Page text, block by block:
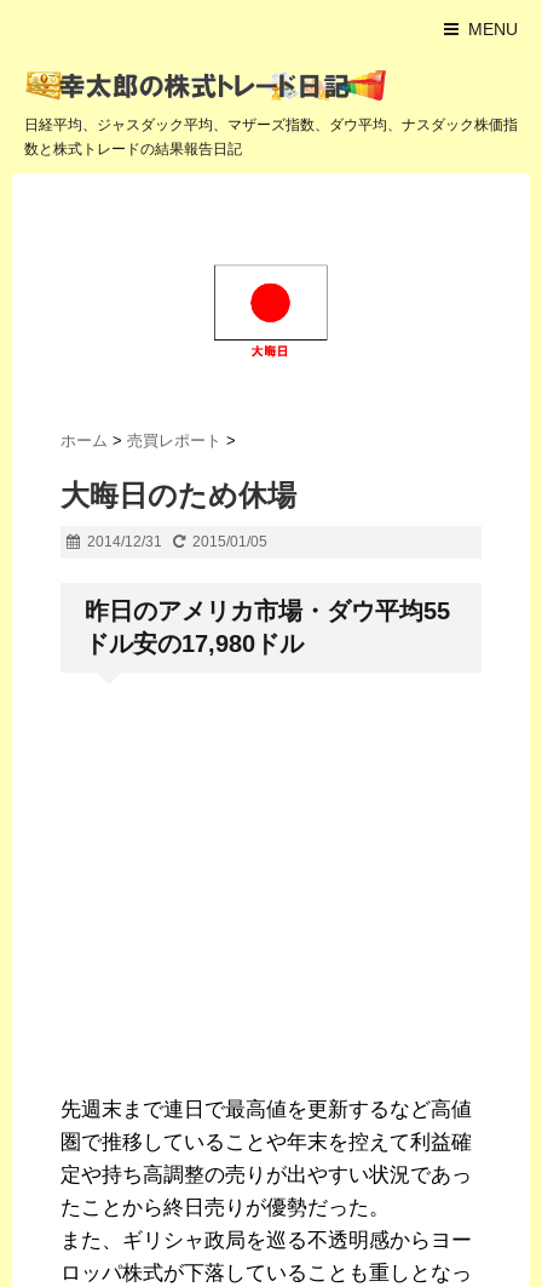
MENU
日経平均、ジャスダック平均、マザーズ指数、ダウ平均、ナスダック株価指
数と株式トレードの結果報告日記
ホーム > 売買レポート >
大晦日のため休場
2014/12/31 2015/01/05
昨日のアメリカ市場・ダウ平均55
ドル安の17,980ドル
先週末まで連日で最高値を更新するなど高値
圏で推移していることや年末を控えて利益確
定や持ち高調整の売りが出やすい状況であっ
たことから終日売りが優勢だった。
また、ギリシャ政局を巡る不透明感からヨー
ロッパ株式が下落していることも重しとなっ